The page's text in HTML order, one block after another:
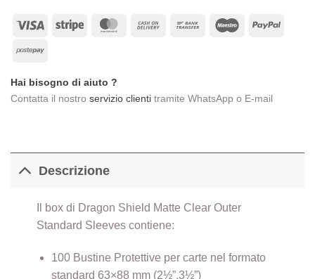
Visa Stripe MasterCard
Cash
Bank
Maestro
Postepay
Hai bisogno di aiuto ?
Contatta il nostro servizio clienti tramite WhatsApp o E-mail
Descrizione
Il box di Dragon Shield Matte Clear Outer
Standard Sleeves contiene:
100 Bustine Protettive per carte nel formato
standard 63×88 mm (2½”,3½”)